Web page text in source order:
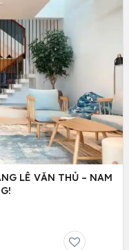
LÊ VĂN THỦ – NAM